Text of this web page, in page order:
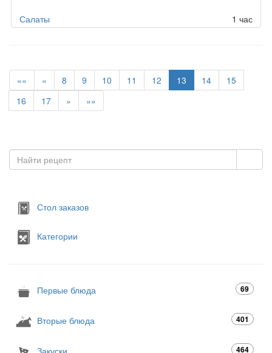
Салаты 1 час
«« « 8 9 10 11 12 13 14
15
16
17 » »»
Стол заказов
Категории
Первые блюда 69
Вторые блюда 401
Закуски 464